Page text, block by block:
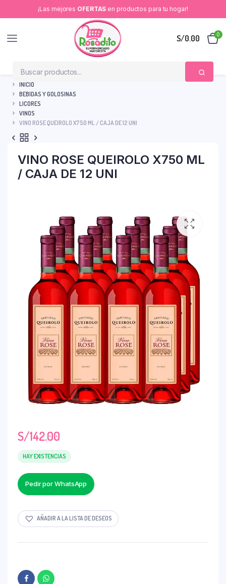
¡Las mejores OFERTAS en productos para tu hogar!
S/0.00 0
INICIO
BEBIDAS Y GOLOSINAS
LICORES
VINOS
VINO ROSE QUEIROLO X750 ML / CAJA DE 12 UNI
VINO ROSE QUEIROLO X750 ML
/ CAJA DE 12 UNI
S/142.00
HAY EXISTENCIAS
Pedir por WhatsApp
AÑADIR A LA LISTA DE DESEOS